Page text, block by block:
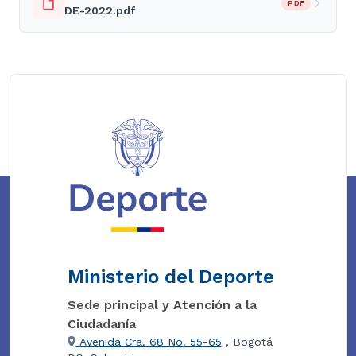
DE-2022.pdf
PDF
Ministerio del Deporte
Sede principal y Atención a la
Ciudadanía
Avenida Cra. 68 No. 55-65 , Bogotá